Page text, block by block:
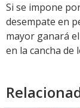
Si se impone
desempate en
mayor ganará
en la cancha de